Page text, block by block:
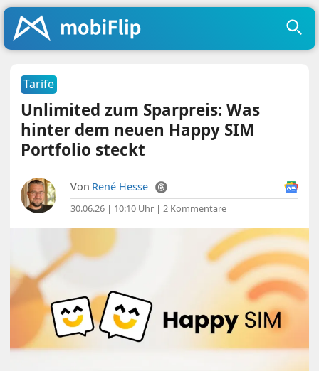
Tarife
Unlimited zum Sparpreis: Was
hinter dem neuen Happy SIM
Portfolio steckt
Von René Hesse
30.06.26 | 10:10 Uhr |2 Kommentare